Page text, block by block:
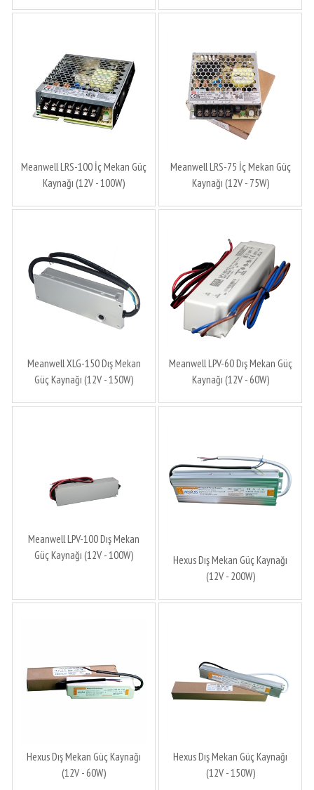
Meanwell LRS-100 İç Mekan Güç
Kaynağı (12V - 100W)
Meanwell LRS-75 İç Mekan Güç
Kaynağı (12V - 75W)
Meanwell XLG-150 Dış Mekan
Güç Kaynağı (12V - 150W)
Meanwell LPV-60 Dış Mekan Güç
Kaynağı (12V - 60W)
Meanwell LPV-100 Dış Mekan
Güç Kaynağı (12V - 100W)
Hexus Dış Mekan Güç Kaynağı
(12V - 200W)
Hexus Dış Mekan Güç Kaynağı
(12V - 60W)
Hexus Dış Mekan Güç Kaynağı
(12V - 150W)